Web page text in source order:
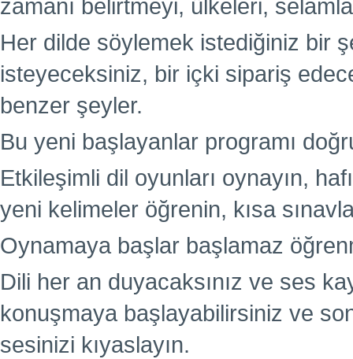
zamanı belirtmeyi, ülkeleri,
Her dilde söylemek istediğiniz bir
isteyeceksiniz, bir içki sipariş
benzer şeyler.
Bu yeni başlayanlar programı
Etkileşimli dil oyunları oynayın,
yeni kelimeler öğrenin, kısa
Oynamaya başlar başlamaz
Dili her an duyacaksınız ve ses
konuşmaya başlayabilirsiniz ve
sesinizi kıyaslayın.